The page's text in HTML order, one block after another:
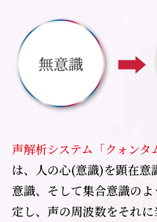
声解析システム「クォンタ
は、人の心(意識)を顕在意
意識、そして集合意識の
定し、声の周波数をそれ